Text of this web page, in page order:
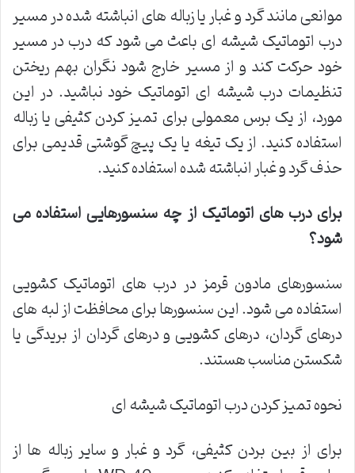
موانعی مانند گرد و غبار یا زباله های انباشته شده در مسیر
درب اتوماتیک شیشه ای باعث می شود که درب در مسیر
خود حرکت کند و از مسیر خارج شود نگران بهم ریختن
تنظیمات درب شیشه ای اتوماتیک خود نباشید. در این
مورد، از یک برس معمولی برای تمیز کردن کثیفی یا زباله
استفاده کنید. از یک تیغه یا یک پیچ گوشتی قدیمی برای
حذف گرد و غبار انباشته شده استفاده کنید.
برای درب های اتوماتیک از چه سنسورهایی استفاده می
شود؟
سنسورهای مادون قرمز در درب های اتوماتیک کشویی
استفاده می شود. این سنسورها برای محافظت از لبه های
درهای گردان، درهای کشویی و درهای گردان از بریدگی یا
شکستن مناسب هستند.
نحوه تمیز کردن درب اتوماتیک شیشه ای
برای از بین بردن کثیفی، گرد و غبار و سایر زباله ها از